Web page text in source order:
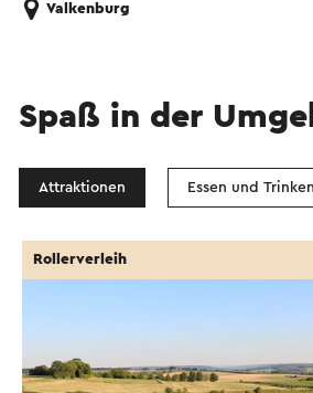
Valkenburg
Spaß in der
Attraktionen Essen und Trinken
Rollerverleih